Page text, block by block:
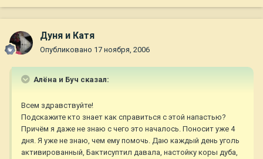
Дуня и Катя
Опубликовано 17 ноября, 2006
Алёна и Буч сказал:
Всем здравствуйте!
Подскажите кто знает как справиться с этой напастью?
Причём я даже не знаю с чего это началось. Поносит уже 4
дня. Я уже не знаю, чем ему помочь. Даю каждый день уголь
активированный, Бактисуптил давала, настойку коры дуба,